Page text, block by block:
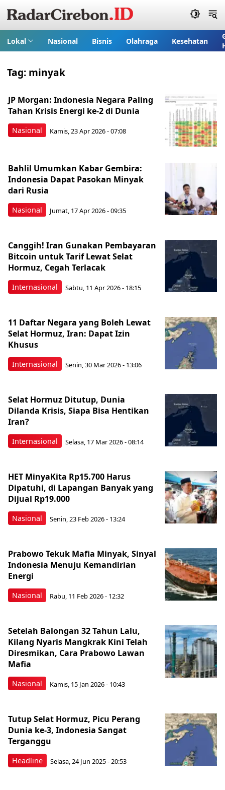
Lokal Nasional Bisnis Olahraga Kesehatan
Tag: minyak
Nasional
JP Morgan: Indonesia Negara Paling
Tahan Krisis Energi ke-2 di Dunia
Kamis, 23 Apr 2026 - 07:08
Nasional
Bahlil Umumkan Kabar Gembira:
Indonesia Dapat Pasokan Minyak
dari Rusia
Jumat, 17 Apr 2026 - 09:35
Internasional
Canggih! Iran Gunakan Pembayaran
Bitcoin untuk Tarif Lewat Selat
Hormuz, Cegah Terlacak
Sabtu, 11 Apr 2026 - 18:15
Internasional
11 Daftar Negara yang Boleh Lewat
Selat Hormuz, Iran: Dapat Izin
Khusus
Senin, 30 Mar 2026 - 13:06
Internasional
Selat Hormuz Ditutup, Dunia
Dilanda Krisis, Siapa Bisa Hentikan
Iran?
Selasa, 17 Mar 2026 - 08:14
Nasional
HET MinyaKita Rp15.700 Harus
Dipatuhi, di Lapangan Banyak yang
Dijual Rp19.000
Senin, 23 Feb 2026 - 13:24
Nasional
Prabowo Tekuk Mafia Minyak, Sinyal
Indonesia Menuju Kemandirian
Energi
Rabu, 11 Feb 2026 - 12:32
Nasional
Setelah Balongan 32 Tahun Lalu,
Kilang Nyaris Mangkrak Kini Telah
Diresmikan, Cara Prabowo Lawan
Mafia
Kamis, 15 Jan 2026 - 10:43
Headline
Tutup Selat Hormuz, Picu Perang
Dunia ke-3, Indonesia Sangat
Terganggu
Selasa, 24 Jun 2025 - 20:53